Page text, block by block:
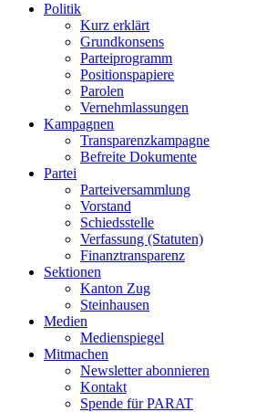
Politik
Kurz erklärt
Grundkonsens
Parteiprogramm
Positionspapiere
Parolen
Vernehmlassungen
Kampagnen
Transparenzkampagne
Befreite Dokumente
Partei
Parteiversammlung
Vorstand
Schiedsstelle
Verfassung (Statuten)
Finanztransparenz
Sektionen
Kanton Zug
Steinhausen
Medien
Medienspiegel
Mitmachen
Newsletter abonnieren
Kontakt
Spende für PARAT